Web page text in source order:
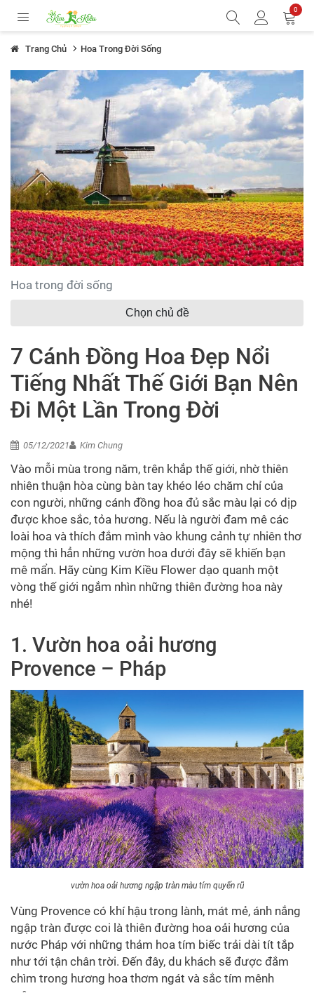
0
Trang Chủ Hoa Trong Đời Sống
Hoa trong đời sống
Chọn chủ đề
7 Cánh Đồng Hoa Đẹp Nổi
Tiếng Nhất Thế Giới Bạn Nên
Đi Một Lần Trong Đời
05/12/2021 Kim Chung
Vào mỗi mùa trong năm, trên khắp thế giới, nhờ thiên
nhiên thuận hòa cùng bàn tay khéo léo chăm chỉ của
con người, những cánh đồng hoa đủ sắc màu lại có dịp
được khoe sắc, tỏa hương. Nếu là người đam mê các
loài hoa và thích đắm mình vào khung cảnh tự nhiên thơ
mộng thì hẳn những vườn hoa dưới đây sẽ khiến bạn
mê mẩn. Hãy cùng Kim Kiều Flower dạo quanh một
vòng thế giới ngắm nhìn những thiên đường hoa này
nhé!
1. Vườn hoa oải hương
Provence – Pháp
vườn hoa oải hương ngập tràn màu tím quyến rũ
Vùng Provence có khí hậu trong lành, mát mẻ, ánh nắng
ngập tràn được coi là thiên đường hoa oải hương của
nước Pháp với những thảm hoa tím biếc trải dài tít tắp
như tới tận chân trời. Đến đây, du khách sẽ được đắm
chìm trong hương hoa thơm ngát và sắc tím mênh